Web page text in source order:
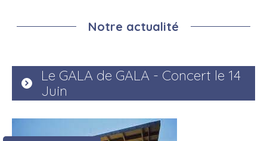
Notre actualité
Le GALA de GALA - Concert le 14
Juin